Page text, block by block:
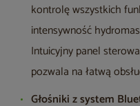
kontrolę wszystkich
intensywność
Intuicyjny panel
pozwala na łatwą
Głośniki z system